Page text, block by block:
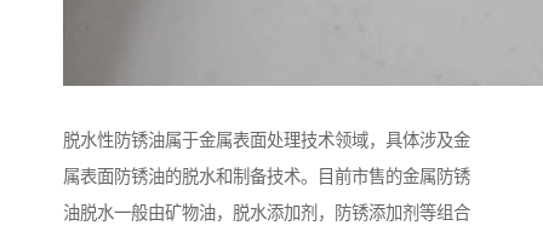
脱水性防锈油属于金属表面处理技术领域，具体涉及金
属表面防锈油的脱水和制备技术。目前市售的金属防锈
油脱水一般由矿物油，脱水添加剂，防锈添加剂等组合